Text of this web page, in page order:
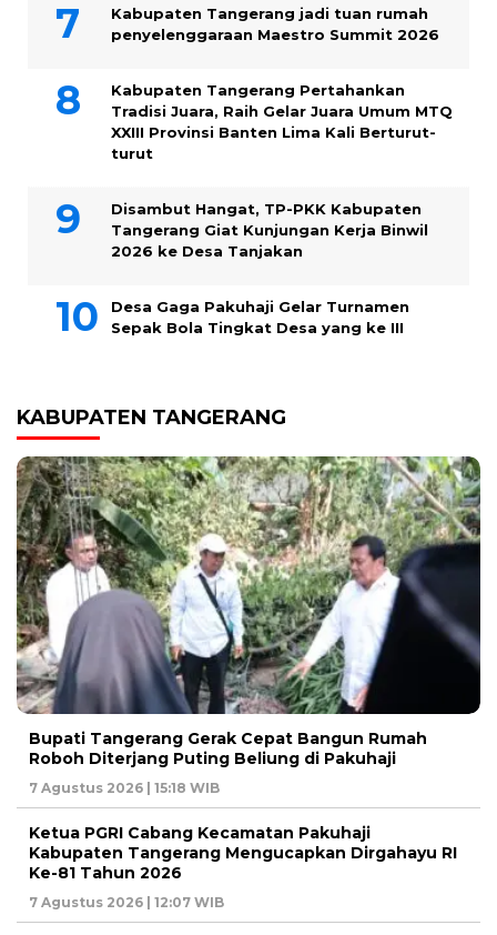
Kabupaten Tangerang jadi tuan rumah
penyelenggaraan Maestro Summit 2026
Kabupaten Tangerang Pertahankan
Tradisi Juara, Raih Gelar Juara Umum MTQ
XXIII Provinsi Banten Lima Kali Berturut-
turut
Disambut Hangat, TP-PKK Kabupaten
Tangerang Giat Kunjungan Kerja Binwil
2026 ke Desa Tanjakan
Desa Gaga Pakuhaji Gelar Turnamen
Sepak Bola Tingkat Desa yang ke III
KABUPATEN TANGERANG
Bupati Tangerang Gerak Cepat Bangun Rumah
Roboh Diterjang Puting Beliung di Pakuhaji
7 Agustus 2026 | 15:18 WIB
Ketua PGRI Cabang Kecamatan Pakuhaji
Kabupaten Tangerang Mengucapkan Dirgahayu RI
Ke-81 Tahun 2026
7 Agustus 2026 | 12:07 WIB